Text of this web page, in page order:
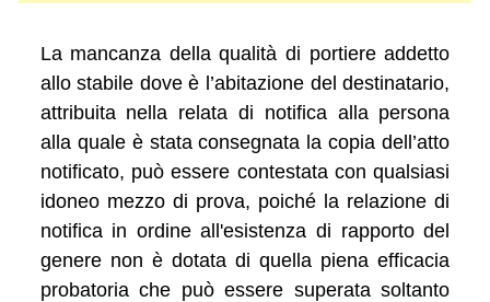
La mancanza della qualità di portiere addetto
allo stabile dove è l’abitazione del destinatario,
attribuita nella relata di notifica alla persona
alla quale è stata consegnata la copia dell’atto
notificato, può essere contestata con qualsiasi
idoneo mezzo di prova, poiché la relazione di
notifica in ordine all'esistenza di rapporto del
genere non è dotata di quella piena efficacia
probatoria che può essere superata soltanto